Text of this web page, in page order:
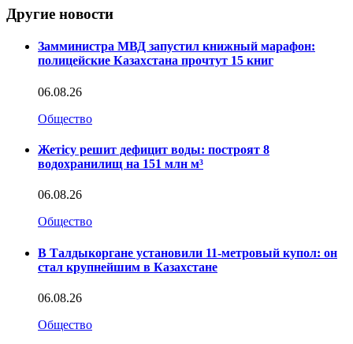
Другие новости
Замминистра МВД запустил книжный марафон:
полицейские Казахстана прочтут 15 книг
06.08.26
Общество
Жетісу решит дефицит воды: построят 8
водохранилищ на 151 млн м³
06.08.26
Общество
В Талдыкоргане установили 11-метровый купол: он
стал крупнейшим в Казахстане
06.08.26
Общество